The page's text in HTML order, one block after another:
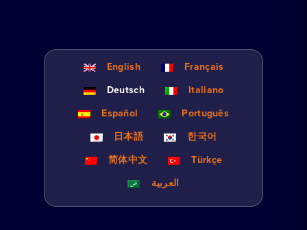
English
Français
Deutsch
Italiano
Español
Português
日本語
한국어
简体中文
Türkçe
العربية